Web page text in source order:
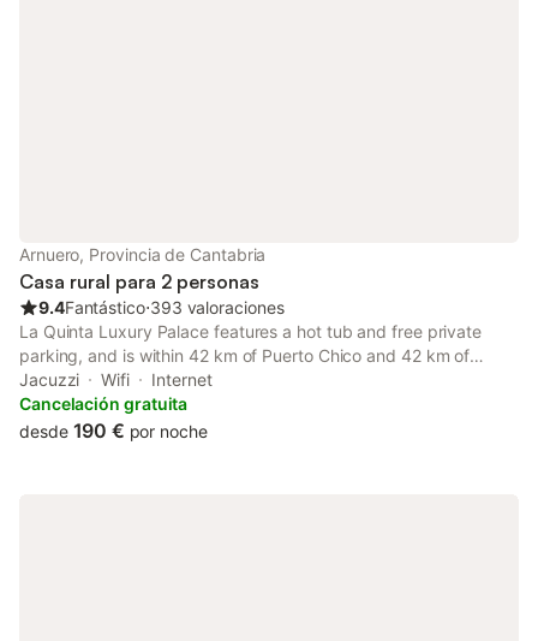
Arnuero, Provincia de Cantabria
Casa rural para 2 personas
9.4Fantástico⋅393 valoraciones
La Quinta Luxury Palace features a hot tub and free private
parking, and is within 42 km of Puerto Chico and 42 km of
Santander Port. The property features mountain and garden
views, and is 42 km from Santander Festival Palace.
Jacuzzi Wifi
Internet
Cancelación gratuita
desde 190 € por noche